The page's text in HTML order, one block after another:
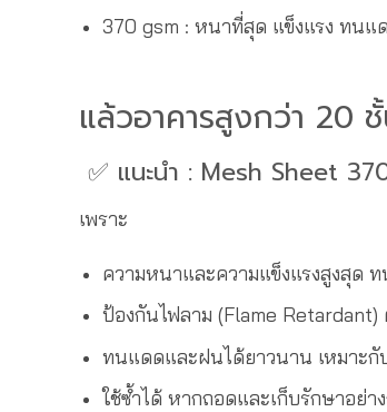
370 gsm : หนาที่สุด แข็งแรง ทนแ
แล้วอาคารสูงกว่า 20
✅ แนะนำ : Mesh Sheet
เพราะ
ความหนาและความแข็งแรงสูงสุด
ป้องกันไฟลาม (Flame Retardant)
ทนแดดและฝนได้ยาวนาน เหมาะกั
ใช้ซ้ำได้ หากถอดและเก็บรักษาอย่า